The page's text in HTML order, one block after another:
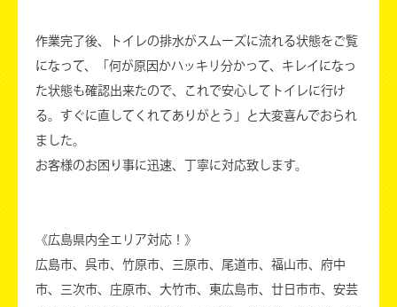
作業完了後、トイレの排水がスムーズに流れる状態をご覧
になって、「何が原因かハッキリ分かって、キレイになっ
た状態も確認出来たので、これで安心してトイレに行け
る。すぐに直してくれてありがとう」と大変喜んでおられ
ました。
お客様のお困り事に迅速、丁寧に対応致します。
《広島県内全エリア対応！》
広島市、呉市、竹原市、三原市、尾道市、福山市、府中
市、三次市、庄原市、大竹市、東広島市、廿日市市、安芸